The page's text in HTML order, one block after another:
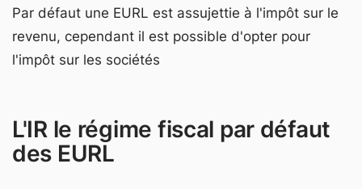
Par défaut une EURL est assujettie à l'impôt sur le
revenu, cependant il est possible d'opter pour
l'impôt sur les sociétés
L'IR le régime fiscal par défaut
des EURL